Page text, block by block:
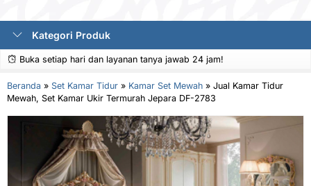
Kategori Produk
Buka setiap hari dan layanan tanya jawab 24 jam!
Beranda » Set Kamar Tidur » Kamar Set Mewah » Jual Kamar Tidur
Mewah, Set Kamar Ukir Termurah Jepara DF-2783